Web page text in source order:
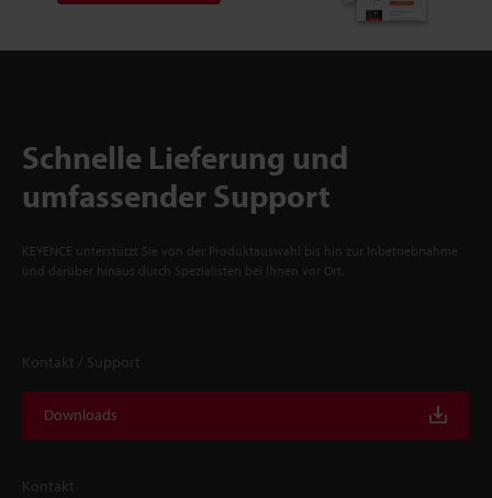
Schnelle Lieferung und
umfassender Support
KEYENCE unterstützt Sie von der Produktauswahl bis hin zur Inbetriebnahme
und darüber hinaus durch Spezialisten bei Ihnen vor Ort.
Kontakt / Support
Downloads
Kontakt